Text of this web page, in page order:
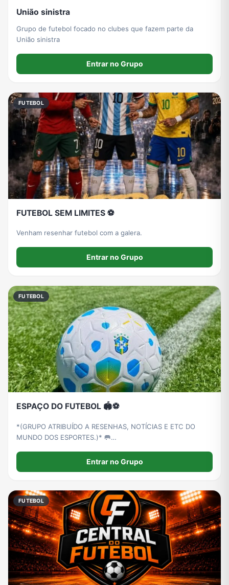
União sinistra
Grupo de futebol focado no clubes que fazem parte da
União sinistra
Entrar no Grupo
FUTEBOL
FUTEBOL SEM LIMITES ⚽️
Venham resenhar futebol com a galera.
Entrar no Grupo
FUTEBOL
ESPAÇO DO FUTEBOL 🏟️⚽
*(GRUPO ATRIBUÍDO A RESENHAS, NOTÍCIAS E ETC DO
MUNDO DOS ESPORTES.)* 🥅
apresente e diga seu time*Entrar no Grupo
FUTEBOL